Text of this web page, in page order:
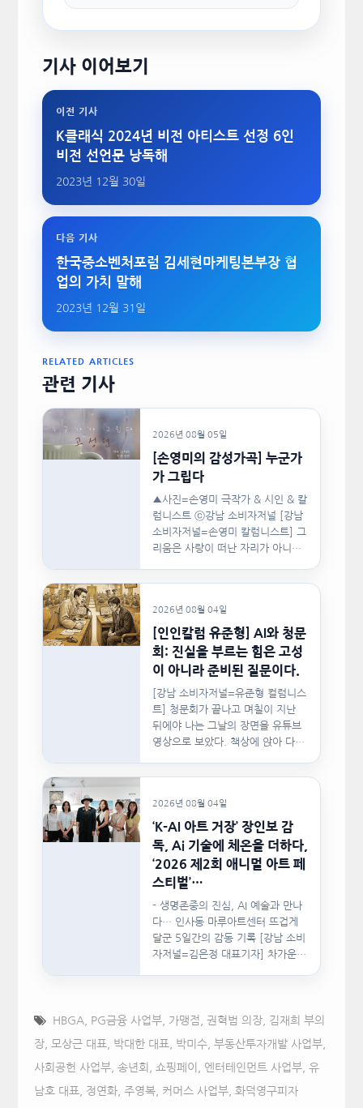
기사 이어보기
이전 기사
K클래식 2024년 비전 아티스트 선정 6인
비전 선언문 낭독해
2023년 12월 30일
다음 기사
한국중소벤처포럼 김세현마케팅본부장 협
업의 가치 말해
2023년 12월 31일
RELATED ARTICLES
관련 기사
2026년 08월 05일
[손영미의 감성가곡] 누군가
가 그립다
▲사진=손영미 극작가 & 시인 & 칼
럼니스트 ⓒ강남 소비자저널 [강남
소비자저널=손영미 칼럼니스트] 그
리움은 사랑이 떠난 자리가 아니라,
2026년 08월 04일
[인인칼럼 유준형] AI와 청문
회: 진실을 부르는 힘은 고성
이 아니라 준비된 질문이다.
[강남 소비자저널=유준형 컬럼니스
트] 청문회가 끝나고 며칠이 지난
뒤에야 나는 그날의 장면을 유튜브
영상으로 보았다. 책상에 앉아 다른
2026년 08월 04일
‘K-AI 아트 거장’ 장인보 감
독, Ai 기술에 체온을 더하다,
‘2026 제2회 애니멀 아트 페
스티벌’…
- 생명존중의 진심, AI 예술과 만나
다… 인사동 마루아트센터 뜨겁게
달군 5일간의 감동 기록 [강남 소비
자저널=김은정 대표기자] 차가운
HBGA, PG금융 사업부, 가맹점 권혁범 의장, 김재희 부의
장, 모상근 대표, 박대한 대표, 박미수, 부동산투자개발 사업부,
사회공헌 사업부, 송년회 쇼핑페이 엔터테인먼트 사업부, 유
남호 대표, 정연화, 주영복, 커머스 사업부, 화덕영구피자